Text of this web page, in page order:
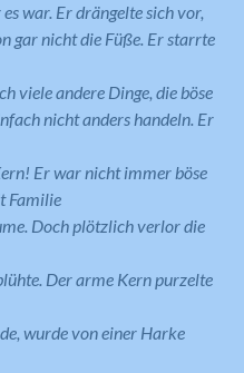
war. Er drängelte sich vor,
gar nicht die Füße. Er starrte
viele andere Dinge, die böse
nicht anders handeln. Er
Er war nicht immer böse
Familie
Doch plötzlich verlor die
Der arme Kern purzelte
wurde von einer Harke